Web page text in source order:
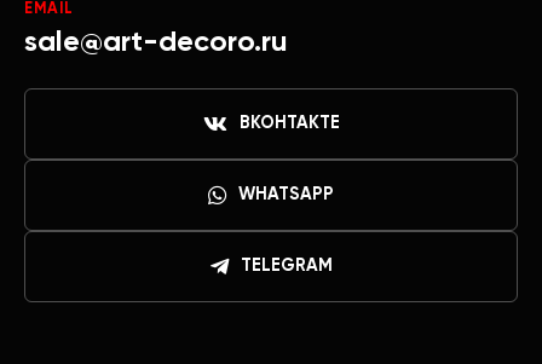
EMAIL
sale@art-decoro.ru
ВКОНТАКТЕ
WHATSAPP
TELEGRAM